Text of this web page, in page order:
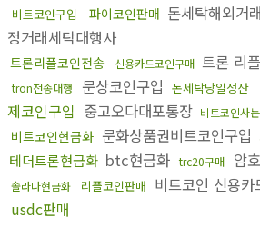
비트코인구입 파이코인판매 돈세탁해외거
정거래세탁대행사
트론리플코인전송 신용카드코인구매 트론 리
tron전송대행 문상코인구입 돈세탁당일정산
제코인구입 중고오다대포통장 비트코인사
비트코인현금화 문화상품권비트코인구입
테더트론현금화 btc현금화 trc20구매 암
솔라나현금화 리플코인판매 비트코인 신용카
usdc판매